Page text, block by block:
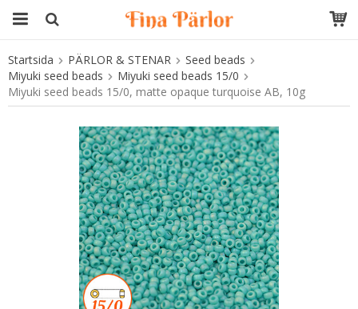
Produkten har blivit tillagd i varukorgen
Startsida PÄRLOR & STENAR
Seed beads
Miyuki seed beads
Miyuki seed beads 15/0
Miyuki seed beads 15/0, matte opaque turquoise AB, 10g